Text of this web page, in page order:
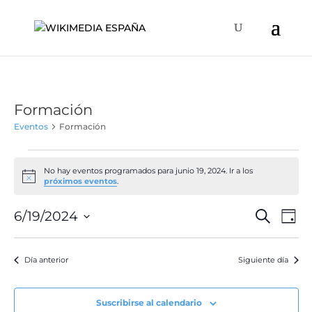
Formación
Eventos Formación
en
19,
Aviso
No hay eventos programados para junio 19, 2024. Ir a los
próximos eventos.
de
y
vistas
Buscar
de
de
Día
6/19/2024
fecha.
Día anterior Siguiente día
Suscribirse al calendario